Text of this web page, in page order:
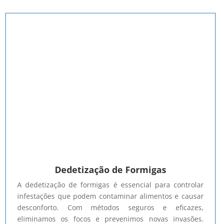
Dedetização de Formigas
A dedetização de formigas é essencial para controlar
infestações que podem contaminar alimentos e causar
desconforto. Com métodos seguros e eficazes,
eliminamos os focos e prevenimos novas invasões.